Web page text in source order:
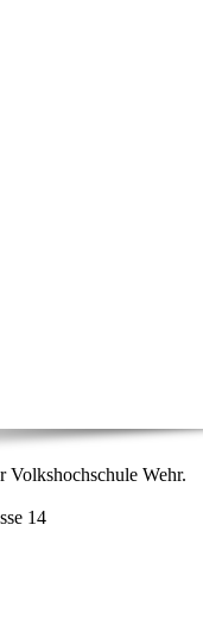
Volkshochschule Wehr.
14